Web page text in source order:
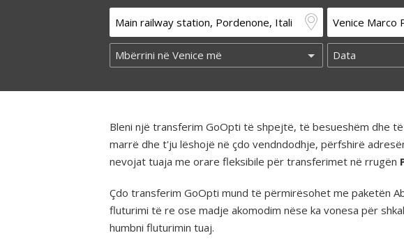
Bleni një transferim GoOpti të shpejtë, të besueshëm dhe
marrë dhe t'ju lëshojë në çdo vendndodhje, përfshirë
nevojat tuaja me orare fleksibile për transferimet në rrugën
Çdo transferim GoOpti mund të përmirësohet me paketën
fluturimi të re ose madje akomodim nëse ka vonesa për
humbni fluturimin tuaj.